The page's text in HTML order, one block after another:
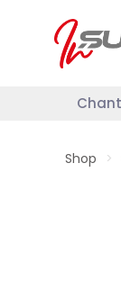
Shop >